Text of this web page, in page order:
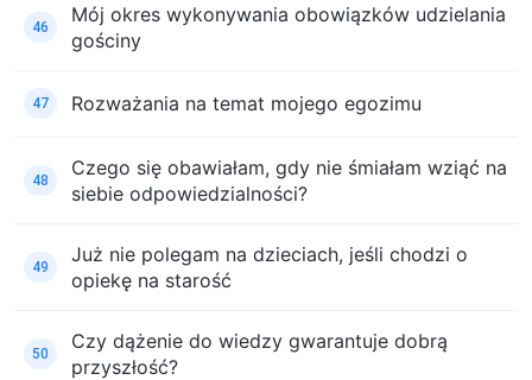
46
Mój okres wykonywania obowiązków udzielania
gościny
47 Rozważania na temat mojego egozimu
48
Czego się obawiałam, gdy nie śmiałam wziąć na
siebie odpowiedzialności?
49
Już nie polegam na dzieciach, jeśli chodzi o
opiekę na starość
50
Czy dążenie do wiedzy gwarantuje dobrą
przyszłość?